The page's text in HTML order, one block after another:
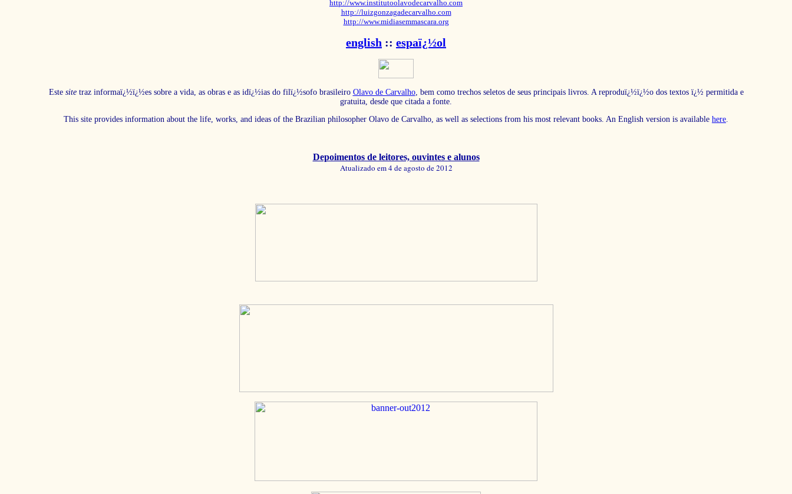
http://www.institutoolavodecarvalho.com
http://luizgonzagadecarvalho.com
http://www.midiasemmascara.org
english :: espaï¿½ol
Este sitetraz informaï¿½ï¿½es sobre a vida, as obras e as idï¿½ias do filï¿½sofo brasileiro Olavo de Carvalho, bem como trechos seletos de seus principais livros. A reproduï¿½ï¿½o dos textos ï¿½ permitida e
gratuita, desde que citada a fonte.
This site provides information about the life, works, and ideas of the Brazilian philosopher Olavo de Carvalho, as well as selections from his most relevant books. An English version is available here.
Depoimentos de leitores, ouvintes e alunos
Atualizado em 4 de agosto de 2012